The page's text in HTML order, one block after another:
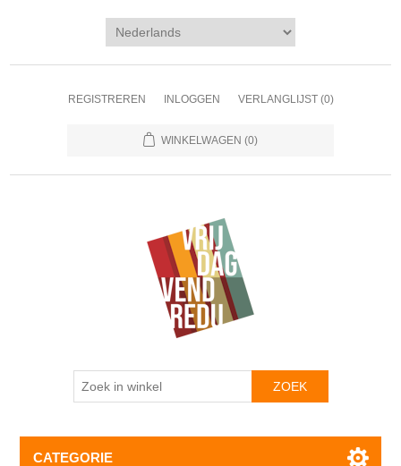
REGISTREREN INLOGGEN VERLANGLIJST (0)
WINKELWAGEN (0)
CATEGORIE